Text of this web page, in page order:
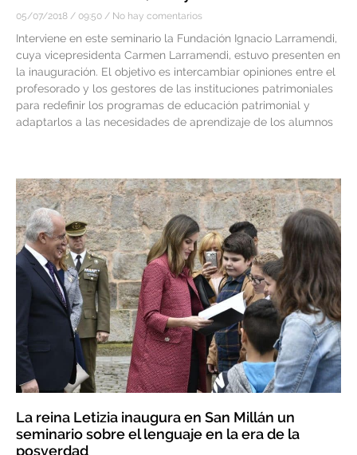
05/07/2018 09:50 No hay comentarios
Interviene en este seminario la Fundación Ignacio Larramendi,
cuya vicepresidenta Carmen Larramendi, estuvo presenten en
la inauguración. El objetivo es intercambiar opiniones entre el
profesorado y los gestores de las instituciones patrimoniales
para redefinir los programas de educación patrimonial y
adaptarlos a las necesidades de aprendizaje de los alumnos
La reina Letizia inaugura en San Millán un
seminario sobre el lenguaje en la era de la
posverdad